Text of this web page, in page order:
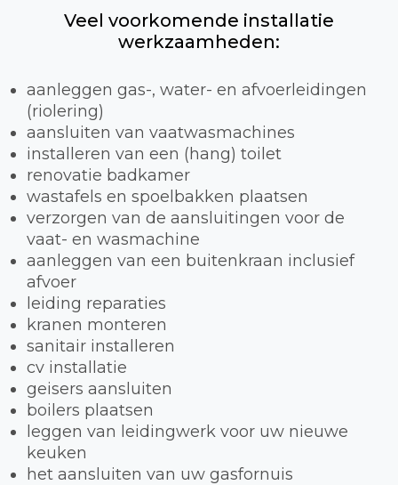
Veel voorkomende installatie
werkzaamheden:
aanleggen gas-, water- en afvoerleidingen
(riolering)
aansluiten van vaatwasmachines
installeren van een (hang) toilet
renovatie badkamer
wastafels en spoelbakken plaatsen
verzorgen van de aansluitingen voor de
vaat- en wasmachine
aanleggen van een buitenkraan inclusief
afvoer
leiding reparaties
kranen monteren
sanitair installeren
cv installatie
geisers aansluiten
boilers plaatsen
leggen van leidingwerk voor uw nieuwe
keuken
het aansluiten van uw gasfornuis